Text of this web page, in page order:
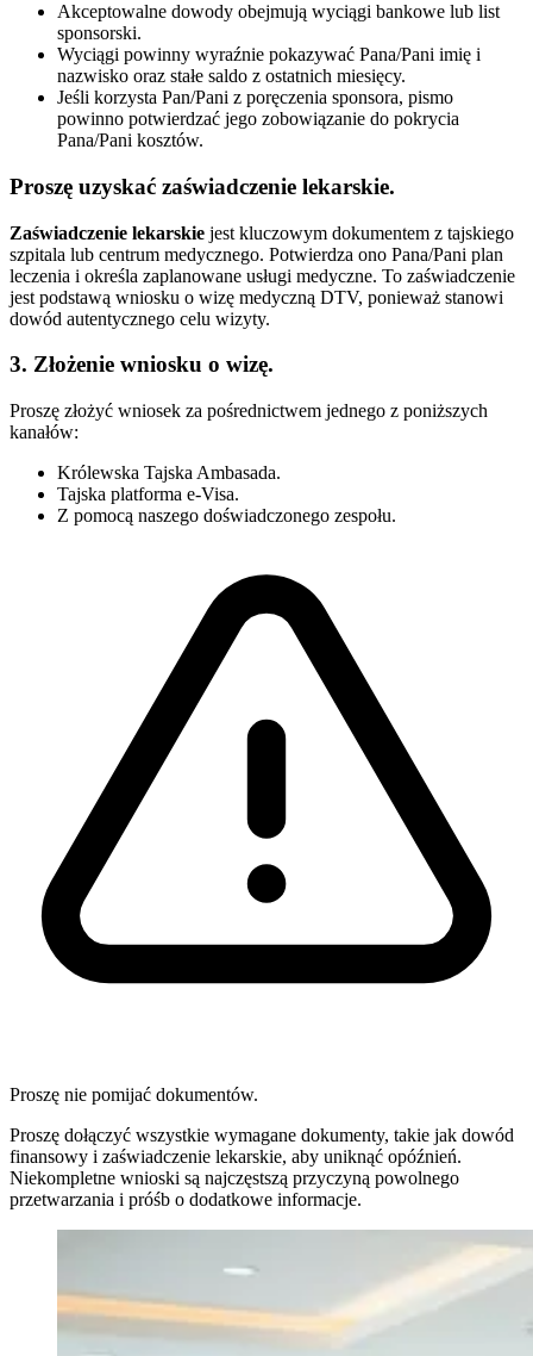
Akceptowalne dowody obejmują wyciągi bankowe lub list
sponsorski.
Wyciągi powinny wyraźnie pokazywać Pana/Pani imię i
nazwisko oraz stałe saldo z ostatnich miesięcy.
Jeśli korzysta Pan/Pani z poręczenia sponsora, pismo
powinno potwierdzać jego zobowiązanie do pokrycia
Pana/Pani kosztów.
Proszę uzyskać zaświadczenie lekarskie.
Zaświadczenie lekarskie jest kluczowym dokumentem z tajskiego
szpitala lub centrum medycznego. Potwierdza ono Pana/Pani plan
leczenia i określa zaplanowane usługi medyczne. To zaświadczenie
jest podstawą wniosku o wizę medyczną DTV, ponieważ stanowi
dowód autentycznego celu wizyty.
3. Złożenie wniosku o wizę.
Proszę złożyć wniosek za pośrednictwem jednego z poniższych
kanałów:
Królewska Tajska Ambasada.
Tajska platforma e-Visa.
Z pomocą naszego doświadczonego zespołu.
Proszę nie pomijać dokumentów.
Proszę dołączyć wszystkie wymagane dokumenty, takie jak dowód
finansowy i zaświadczenie lekarskie, aby uniknąć opóźnień.
Niekompletne wnioski są najczęstszą przyczyną powolnego
przetwarzania i próśb o dodatkowe informacje.